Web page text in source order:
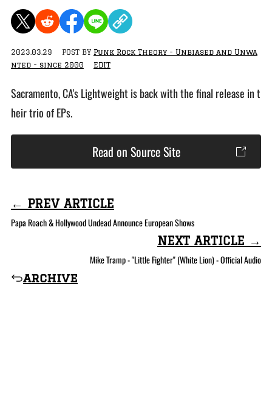
2023.03.29 POST BY Punk Rock Theory - Unbiased and Unwa
nted - since 2000
EDIT
Sacramento, CA's Lightweight is back with the final release in t
heir trio of EPs.
Read on Source Site
← PREV ARTICLE
Papa Roach & Hollywood Undead Announce European Shows
archive
NEXT ARTICLE →
Mike Tramp - "Little Fighter" (White Lion) - Official Audio